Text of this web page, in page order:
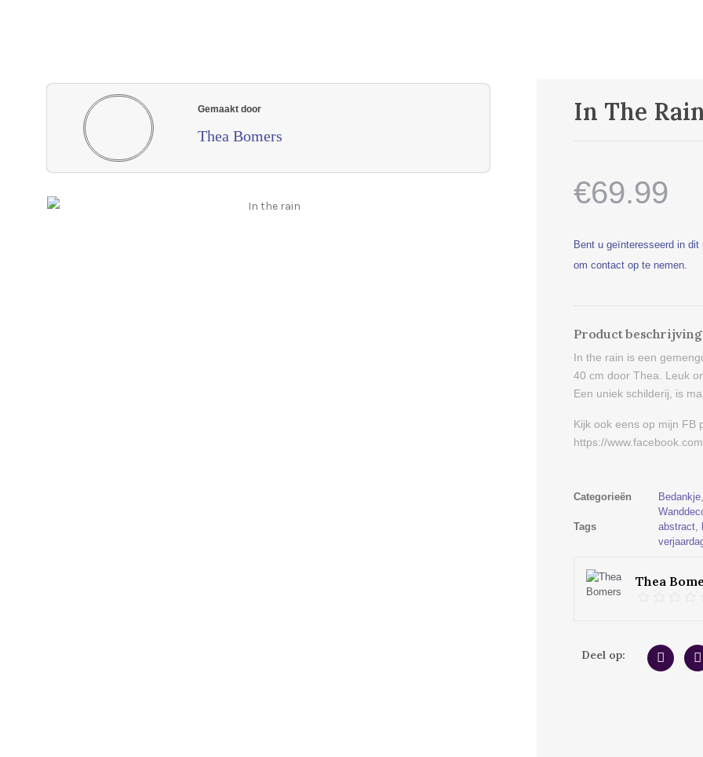
Gemaakt door
Thea Bomers
In The
€69.99
Bent u geïnteresseerd in
om contact op te nemen.
Product beschrijving
In the rain is een
40 cm door Thea. Leuk
Een uniek schilderij, is
Kijk ook eens op mijn FB
https://
Categorieën Bedankje,
Tags
abstract,
Thea
Deel op: